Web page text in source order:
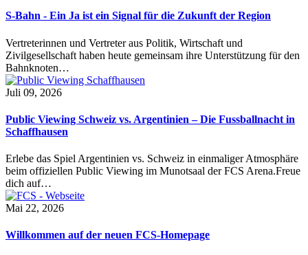
S-Bahn - Ein Ja ist ein Signal für die Zukunft der Region
Vertreterinnen und Vertreter aus Politik, Wirtschaft und
Zivilgesellschaft haben heute gemeinsam ihre Unterstützung für den
Bahnknoten…
Juli 09, 2026
Public Viewing Schweiz vs. Argentinien – Die Fussballnacht in
Schaffhausen
Erlebe das Spiel Argentinien vs. Schweiz in einmaliger Atmosphäre
beim offiziellen Public Viewing im Munotsaal der FCS Arena.Freue
dich auf…
Mai 22, 2026
Willkommen auf der neuen FCS-Homepage